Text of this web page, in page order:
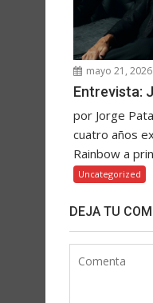
mayo 21, 2026
Entrevista:
por Jorge
cuatro años
Rainbow a
Uncategorized
DEJA TU